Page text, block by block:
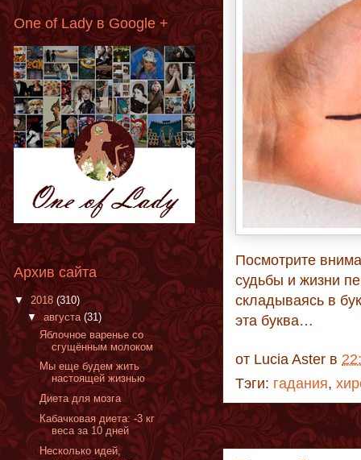
Посмотрите
судьбы и жизни
складываясь в
эта буква…
от Lucia Aster в
Тэги: гадания,
One of Lady в Google +
Архив сайта
▼ 2018 (310)
▼ августа (31)
Яблочное варенье со
сгущённым молоком
Мы еще будем жить
настоящей жизнью
Диета для мозга
Кабачковая диета: -3 кг
веса за 10 дней
Несколько идей,